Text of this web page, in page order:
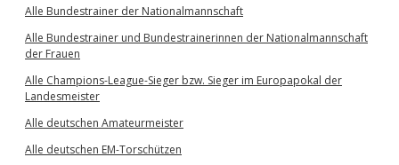
Alle Bundestrainer der Nationalmannschaft
Alle Bundestrainer und Bundestrainerinnen der Nationalmannschaft
der Frauen
Alle Champions-League-Sieger bzw. Sieger im Europapokal der
Landesmeister
Alle deutschen Amateurmeister
Alle deutschen EM-Torschützen